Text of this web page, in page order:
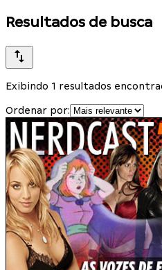
Resultados de busca
Exibindo 1 resultados
Ordenar por: